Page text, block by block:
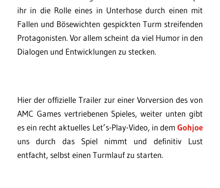
ihr in die Rolle eines in Unterhose durch einen mit
Fallen und Bösewichten gespickten Turm streifenden
Protagonisten. Vor allem scheint da viel Humor in den
Dialogen und Entwicklungen zu stecken.
Hier der offizielle Trailer zur einer Vorversion des von
AMC Games vertriebenen Spieles, weiter unten gibt
es ein recht aktuelles Let’s-Play-Video, in dem Gohjoe
uns durch das Spiel nimmt und definitiv Lust
entfacht, selbst einen Turmlauf zu starten.